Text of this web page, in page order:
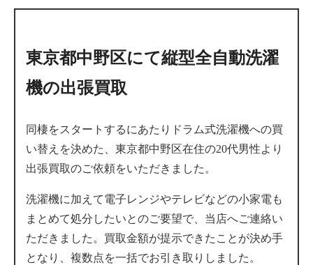
東京都中野区にて縦型全自動洗濯
機の出張買取
同棲をスタートするにあたりドラム式洗濯機への買
い替えを決めた、東京都中野区在住の20代男性より
出張買取のご依頼をいただきました。
洗濯機に加えて電子レンジやテレビなどの小家電も
まとめて処分したいとのご要望で、当店へご連絡い
ただきました。買取金額が提示できたことが決め手
となり、複数点を一括でお引き取りしました。